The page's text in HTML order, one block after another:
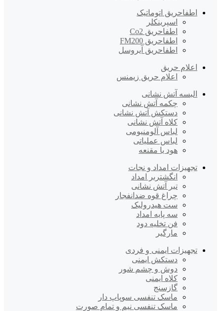
اطفاحریق اتوماتیک
اسپرینکلر
اطفاحریق Co2
اطفاحریق FM200
اطفاحریق آیروسل
اعلام حریق
اعلام حریق زیمنس
البسه آتش نشانی
چکمه آتش نشانی
دستکش آتش نشانی
کلاه آتش نشانی
لباس آلومنیومی
لباس عملیاتی
هود یا مقنعه
تجهیزات امداد و نجات
انگشتربر امداد
تبر آتش نشانی
چراغ قوه ضدانفجار
ست هیدرولیک
سه پایه امداد
فن تخلیه دود
مارگیر
تجهیزات ایمنی و فردی
دستکش ایمنی
دوش و چشم شور
کلاه ایمنی
گازسنج
ماسک تنفسی سوپاپ دار
ماسک تنفسی نیم و تمام صورت